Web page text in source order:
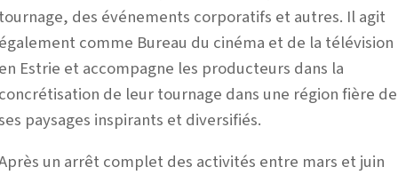
des événements corporatifs et autres. Il agit
comme Bureau du cinéma et de la télévision
Estrie et accompagne les producteurs dans la
de leur tournage dans une région fière de
paysages inspirants et diversifiés.
un arrêt complet des activités entre mars et juin